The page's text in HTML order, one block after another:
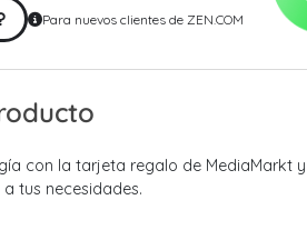
Para nuevos clientes de ZEN.COM
con la tarjeta regalo de MediaMarkt
tus necesidades.